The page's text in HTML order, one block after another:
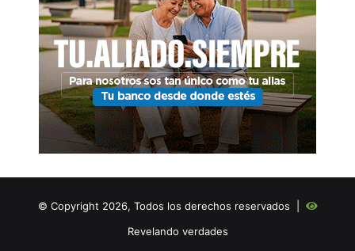
© Copyright 2026, Todos los derechos reservados |
Revelando verdades